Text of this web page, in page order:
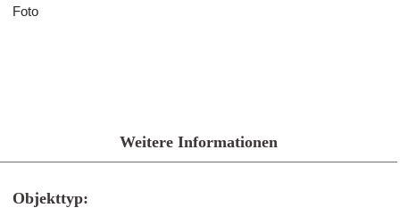
Foto
Weitere Informationen
Objekttyp: